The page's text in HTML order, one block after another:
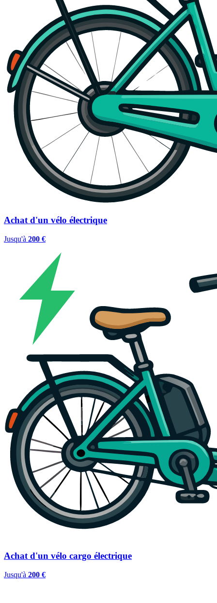
Achat d'un vélo électrique
Jusqu'à 200 €
Achat d'un vélo cargo électrique
Jusqu'à 200 €